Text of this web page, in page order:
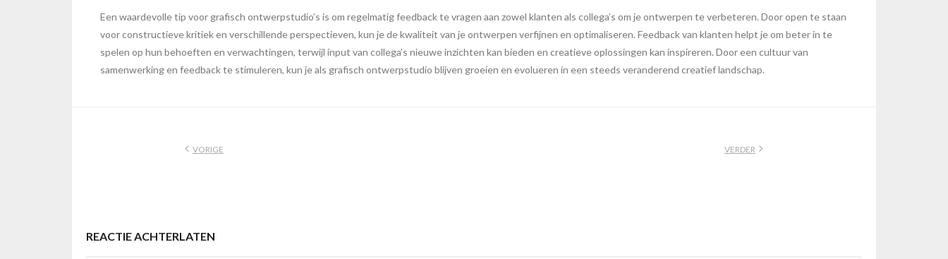
Een waardevolle tip voor grafisch ontwerpstudio’s is om regelmatig feedback te vragen aan zowel klanten als collega’s om je ontwerpen te verbeteren. Door open te staan
voor constructieve kritiek en verschillende perspectieven, kun je de kwaliteit van je ontwerpen verfijnen en optimaliseren. Feedback van klanten helpt je om beter in te
spelen op hun behoeften en verwachtingen, terwijl input van collega’s nieuwe inzichten kan bieden en creatieve oplossingen kan inspireren. Door een cultuur van
samenwerking en feedback te stimuleren, kun je als grafisch ontwerpstudio blijven groeien en evolueren in een steeds veranderend creatief landschap.
VORIGE VERDER
REACTIE ACHTERLATEN